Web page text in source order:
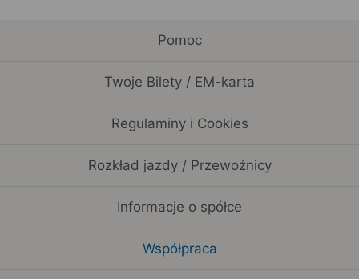
Pomoc
Twoje Bilety / EM-karta
Regulaminy i Cookies
Rozkład jazdy / Przewoźnicy
Informacje o spółce
Współpraca